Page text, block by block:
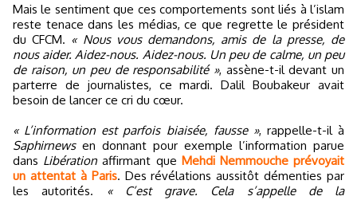
Mais le sentiment que ces comportements sont liés à l’islam
reste tenace dans les médias, ce que regrette le président
du CFCM. « Nous vous demandons, amis de la presse, de
nous aider. Aidez-nous. Aidez-nous. Un peu de calme, un peu
de raison, un peu de responsabilité », assène-t-il devant un
parterre de journalistes, ce mardi. Dalil Boubakeur avait
besoin de lancer ce cri du cœur.
« L’information est parfois biaisée, fausse », rappelle-t-il à
Saphirnewsen donnant pour exemple l’information parue
dans Libération affirmant que Mehdi Nemmouche prévoyait
un attentat à Paris. Des révélations aussitôt démenties par
les autorités.
« C’est grave. Cela s’appelle de la